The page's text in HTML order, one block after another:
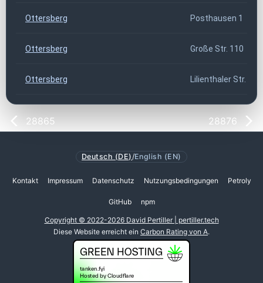
Ottersberg Posthausen 1
Ottersberg Große Str. 110
Ottersberg Lilienthaler Str. 15
28865 28876
Deutsch (DE) /English (EN)
Kontakt Impressum Datenschutz Nutzungsbedingungen Petroly
GitHub npm
Copyright © 2022-2026 David Pertiller | pertiller.tech
Diese Website erreicht ein Carbon Rating von A.